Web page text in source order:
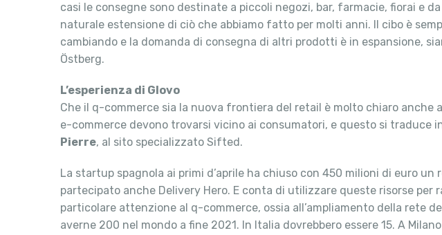
casi le consegne sono destinate a piccoli negozi, bar, farmacie, fiorai e
naturale estensione di ciò che abbiamo fatto per molti anni. Il cibo è
cambiando e la domanda di consegna di altri prodotti è in espansione,
Östberg.
L’esperienza di Glovo
Che il q-commerce sia la nuova frontiera del retail è molto chiaro
e-commerce devono trovarsi vicino ai consumatori, e questo si traduce
Pierre, al sito specializzato Sifted.
La startup spagnola ai primi d’aprile ha chiuso con 450 milioni di euro
partecipato anche Delivery Hero. E conta di utilizzare queste risorse
particolare attenzione al q-commerce, ossia all’ampliamento della rete
averne 200 nel mondo a fine 2021. In Italia dovrebbero essere 15. A